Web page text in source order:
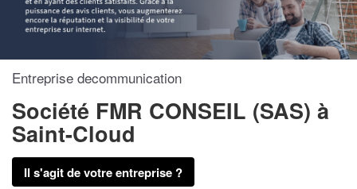
Entreprise decommunication
Société FMR CONSEIL (SAS) à
Saint-Cloud
Il s'agit de votre entreprise ?